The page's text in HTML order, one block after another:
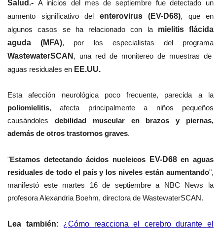
Salud.- A inicios del mes de septiembre fue detectado un
aumento significativo del enterovirus (EV-D68), que en
algunos casos se ha relacionado con la mielitis flácida
aguda (MFA), por los especialistas del programa
WastewaterSCAN , una red de monitereo de muestras de
aguas residuales en EE.UU.
Esta afección neurológica poco frecuente, parecida a la
poliomielitis, afecta principalmente a niños pequeños
causándoles debilidad muscular en brazos y piernas,
además de otros trastornos graves.
"Estamos detectando ácidos nucleicos EV-D68en aguas
residuales de todo el país y los niveles están aumentando",
manifestó este martes 16 de septiembre a NBC News la
profesoraAlexandria Boehm, directora de WastewaterSCAN.
Lea también:
¿Cómo reacciona el cerebro durante el